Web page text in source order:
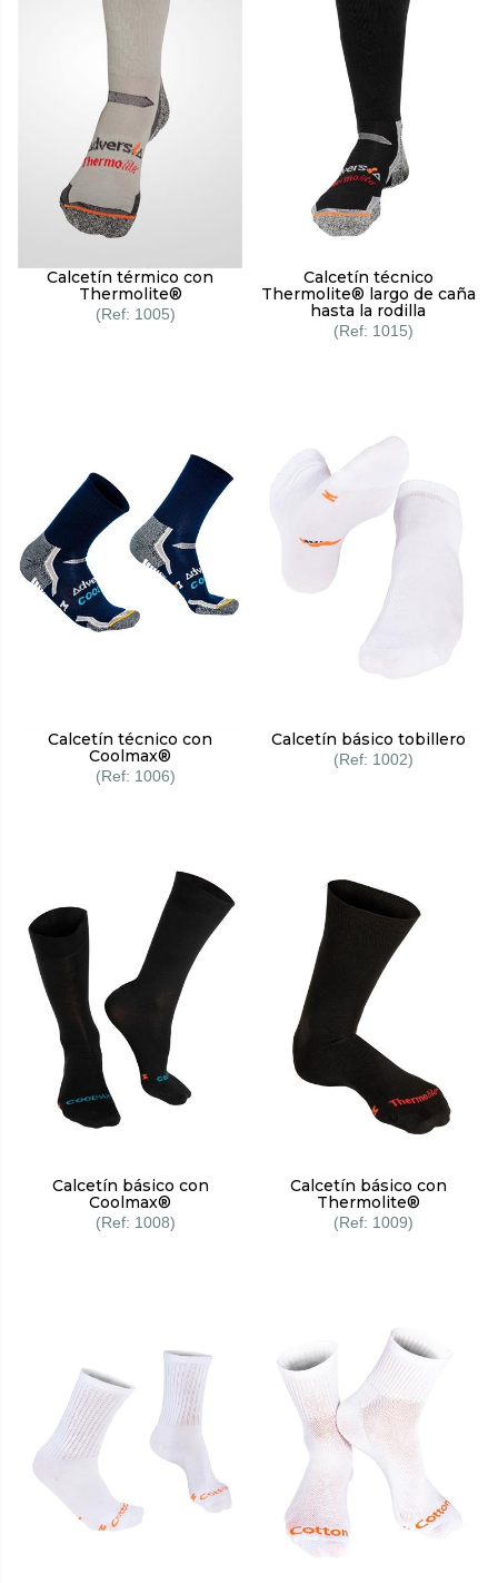
Calcetín térmico con
Thermolite®
1005
Calcetín técnico
Thermolite® largo de caña
hasta la rodilla
1015
Calcetín técnico con
Coolmax®
1006
Calcetín básico tobillero
1002
Calcetín básico con
Coolmax®
1008
Calcetín básico con
Thermolite®
1009